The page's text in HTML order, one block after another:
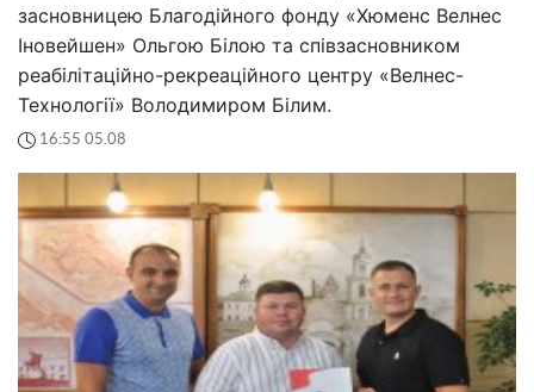
засновницею Благодійного фонду «Хюменс Велнес
Іновейшен» Ольгою Білою та співзасновником
реабілітаційно-рекреаційного центру «Велнес-
Технології» Володимиром Білим.
16:55 05.08